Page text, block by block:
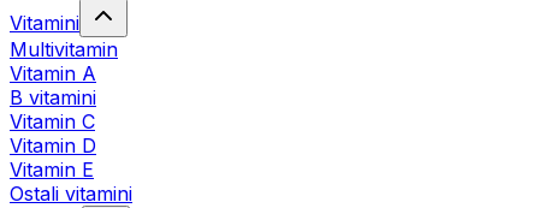
Vitamini
Multivitamin
Vitamin A
B vitamini
Vitamin C
Vitamin D
Vitamin E
Ostali vitamini